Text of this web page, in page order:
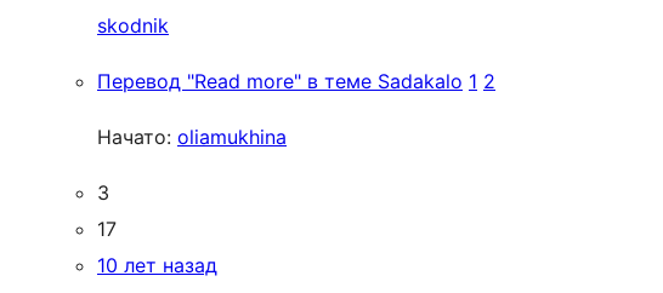
skodnik
Перевод "Read more" в теме Sadakalo 1 2
Начато: oliamukhina
3
17
10 лет назад